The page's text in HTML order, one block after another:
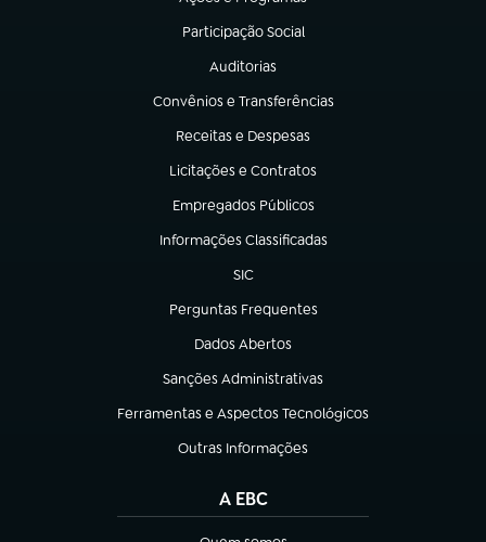
(abre em nova aba)
Participação Social
(abre em nova aba)
Auditorias
(abre em nova aba)
Convênios e Transferências
(abre em nova aba)
Receitas e Despesas
(abre em nova aba)
Licitações e Contratos
(abre em nova aba)
Empregados Públicos
(abre em nova aba)
Informações Classificadas
(abre em nova aba)
SIC
(abre em nova aba)
Perguntas Frequentes
(abre em nova aba)
Dados Abertos
(abre em nova aba)
Sanções Administrativas
(abre em nova aba)
Ferramentas e Aspectos Tecnológicos
(abre em nova aba)
Outras Informações
(abre em nova aba)
A EBC